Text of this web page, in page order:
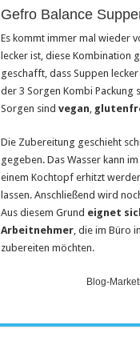
Gefro Balance
Es kommt immer mal wieder
lecker ist, diese Kombination
geschafft, dass Suppen
der 3 Sorgen Kombi Packung
Sorgen sind vegan,
Die Zubereitung geschieht
gegeben. Das Wasser kann
einem Kochtopf erhitzt
lassen. Anschließend wird
Aus diesem Grund eignet
Arbeitnehmer, die im Büro
zubereiten möchten.
Blog-